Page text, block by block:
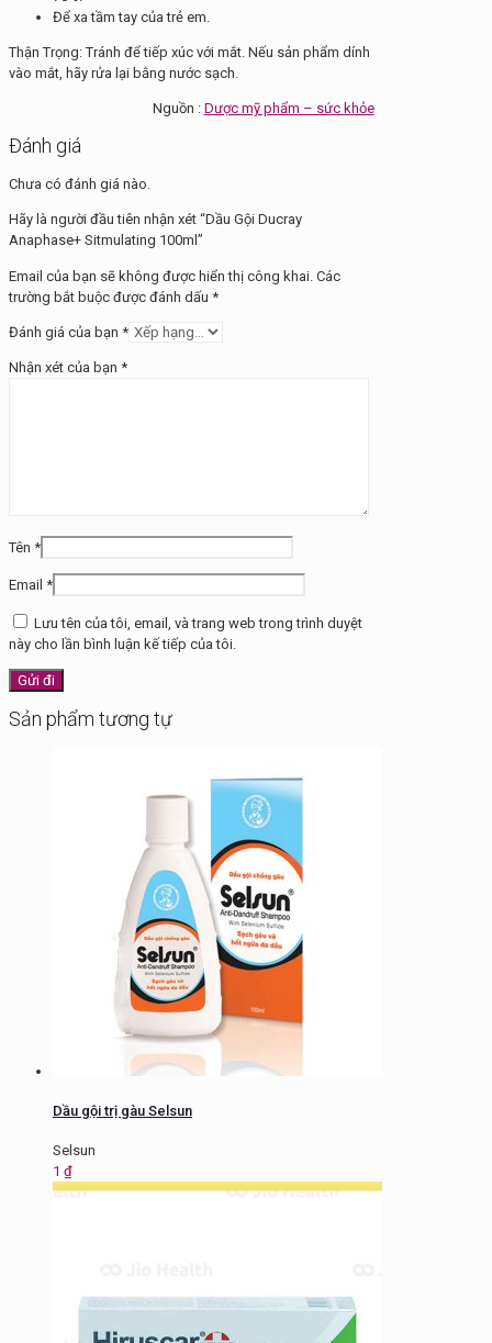
Để xa tầm tay của trẻ em.
Thận Trọng: Tránh để tiếp xúc với mắt. Nếu sản phẩm dính
vào mắt, hãy rửa lại bằng nước sạch.
Nguồn : Dược mỹ phẩm – sức khỏe
Đánh giá
Chưa có đánh giá nào.
Hãy là người đầu tiên nhận xét “Dầu Gội Ducray
Anaphase+ Sitmulating 100ml”
Email của bạn sẽ không được hiển thị công khai. Các
trường bắt buộc được đánh dấu *
Đánh giá của bạn *
Nhận xét của bạn *
Tên *
Email *
Lưu tên của tôi, email, và trang web trong trình duyệt
này cho lần bình luận kế tiếp của tôi.
Sản phẩm tương tự
Dầu gội trị gàu Selsun
Selsun
1 ₫